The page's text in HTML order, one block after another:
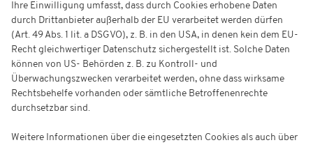
Ihre Einwilligung umfasst, dass durch Cookies erhobene Daten
durch Drittanbieter außerhalb der EU verarbeitet werden dürfen
(Art. 49 Abs. 1 lit. a DSGVO), z. B. in den USA, in denen kein dem EU-
Recht gleichwertiger Datenschutz sichergestellt ist. Solche Daten
können von US- Behörden z. B. zu Kontroll- und
Überwachungszwecken verarbeitet werden, ohne dass wirksame
Rechtsbehelfe vorhanden oder sämtliche Betroffenenrechte
durchsetzbar sind.
Weitere Informationen über die eingesetzten Cookies als auch über